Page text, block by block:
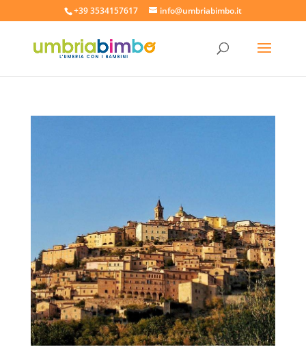
+39 3534157617 info@umbriabimbo.it